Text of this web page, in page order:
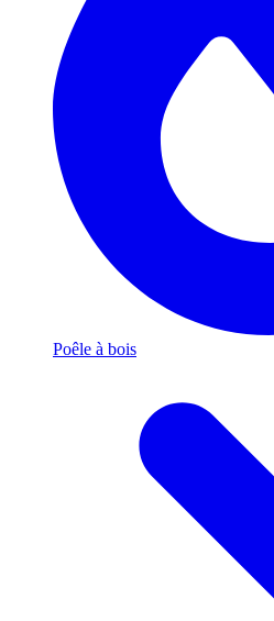
Poêle à bois